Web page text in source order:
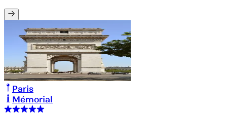
Paris
Mémorial